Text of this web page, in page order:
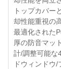
トップカバー
却性能重視の
最適化された
厚の防音マッ
計/調整可能な
ドウィンドウ